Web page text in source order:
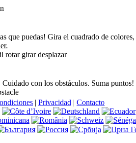
que puedas! Gira el cuadrado de
rotar girar desplazar
con los obstáculos. Suma puntos!
| Privacidad | Contacto